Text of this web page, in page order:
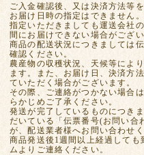
ご入金確認後、又は決済方法等
お届け日時の指定はできません
指定いただきましても運送会社
間にお届けできない場合がござ
商品の配送状況につきましては
確認ください。
農産物の収穫状況、天候等によ
ます。また、お届け日、決済方
ていただく場合がございます。
その際、ご連絡がつかない場合
らかじめご了承ください。
発送が完了しているものにつき
だいている「伝票番号(お問い合
が、配送業者様へお問い合わせ
商品発送後1週間以上経過して
ムよりご連絡ください。